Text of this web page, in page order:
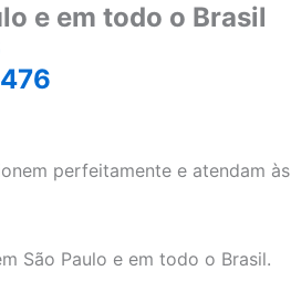
e em todo o Brasil
perfeitamente e atendam às
São Paulo e em todo o Brasil.